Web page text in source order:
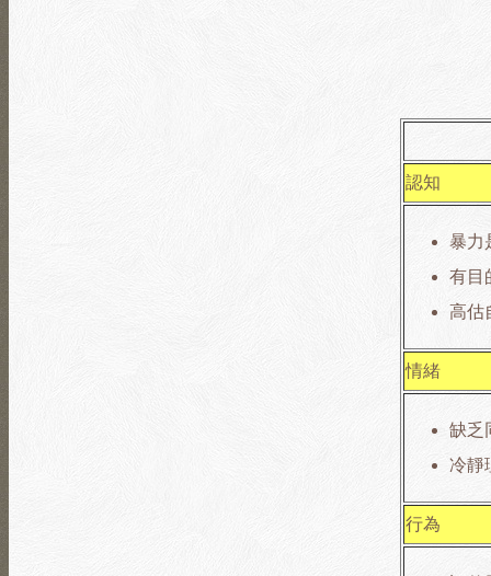
認知
暴力
有目
高估
情緒
缺乏
冷靜
行為